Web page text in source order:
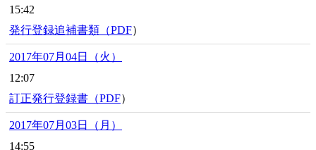
15:42
発行登録追補書類（PDF）
2017年07月04日（火）
12:07
訂正発行登録書（PDF）
2017年07月03日（月）
14:55